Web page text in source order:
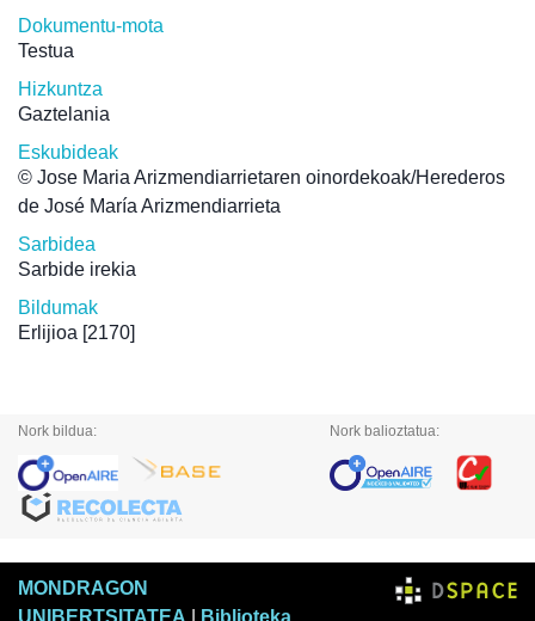
Dokumentu-mota
Testua
Hizkuntza
Gaztelania
Eskubideak
© Jose Maria Arizmendiarrietaren oinordekoak/Herederos
de José María Arizmendiarrieta
Sarbidea
Sarbide irekia
Bildumak
Erlijioa [2170]
Nork bildua: Nork balioztatua:
MONDRAGON